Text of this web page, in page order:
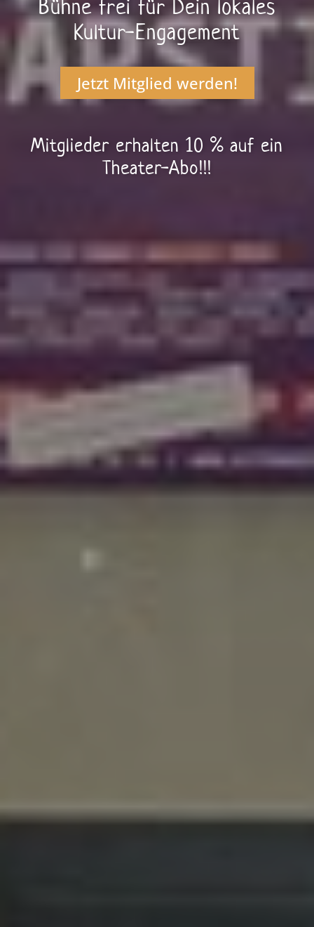
Bühne frei für Dein lokales
Kultur-Engagement
Jetzt Mitglied werden!
Mitglieder erhalten 10 % auf ein
Theater-Abo!!!